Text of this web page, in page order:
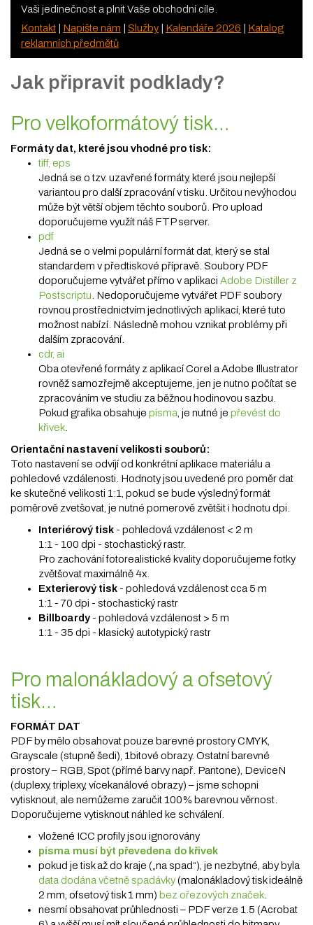
Vaši jedinečnost a plnit Vaše obchodní cíle.
Kontakt
Napište nám Služby Kalendáře 2026
Katalog
reklamních předmětů
Jak připravit podklady?
Pro velkoformátový tisk…
Formáty dat, které jsou vhodné pro tisk:
tiff, eps
Jedná se o tzv. uzavřené formáty, které jsou nejlepší
variantou pro další zpracování v tisku. Určitou nevýhodou
může být větší objem těchto souborů. Pro upload
doporučujeme využít náš FTP server.
pdf
Jedná se o velmi populární formát dat, který se stal
standardem v předtiskové přípravě. Soubory PDF
doporučujeme vytvářet přímo v aplikaci Adobe Distiller z
Postscriptu . Nedoporučujeme vytvářet PDF soubory
rovnou prostřednictvím jednotlivých aplikací, které tuto
možnost nabízí. Následně mohou vznikat problémy při
dalším zpracování.
cdr, ai
Oba otevřené formáty z aplikací Corel a Adobe Illustrator
rovněž samozřejmě akceptujeme, jen je nutno počítat se
zpracováním ve studiu za běžnou hodinovou sazbu.
Pokud grafika obsahuje písma , je nutné je převést do
křivek
Orientační nastavení velikosti souborů:
Toto nastavení se odvíjí od konkrétní aplikace materiálu a
pohledové vzdálenosti. Hodnoty jsou uvedené pro poměr dat
ke skutečné velikosti 1:1, pokud se bude výsledný formát
poměrově zvetšovat, je nutné pomerově zvětšit i hodnotu dpi.
Interiérový tisk - pohledová vzdálenost < 2 m
1:1 - 100 dpi - stochastický rastr.
Pro zachování fotorealistické kvality doporučujeme fotky
zvětšovat maximálně 4x.
Exterierový tisk - pohledová vzdálenost cca 5 m
1:1 - 70 dpi - stochastický rastr
Billboardy - pohledová vzdálenost > 5 m
1:1 - 35 dpi - klasický autotypický rastr
Pro malonákladový a ofsetový
tisk…
FORMÁT DAT
PDF by mělo obsahovat pouze barevné prostory CMYK,
Grayscale (stupně šedi), 1bitové obrazy. Ostatní barevné
prostory – RGB, Spot (přímé barvy např. Pantone), DeviceN
(duplexy, triplexy, vícekanálové obrazy) – jsme schopni
vytisknout, ale nemůžeme zaručit 100% barevnou věrnost.
Doporučujeme vytisknout náhled ke schválení.
vložené ICC profily jsou ignorovány
písma musí být převedena do křivek
pokud je tisk až do kraje („na spad“), je nezbytné, aby byla
data dodána včetně spadávky(malonákladový tisk ideálně
2 mm, ofsetový tisk 1 mm) bez ořezových značek
nesmí obsahovat průhlednosti – PDF verze 1.5 (Acrobat